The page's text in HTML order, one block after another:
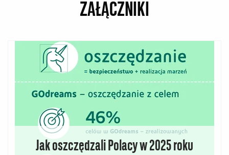
ZAŁĄCZNIKI
Jak oszczędzali Polacy w 2025 roku